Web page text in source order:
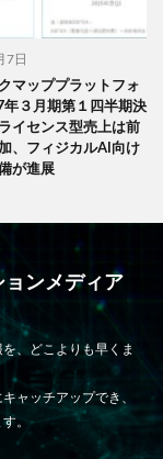
7日
マッププラットフォ
３月期第１四半期決
イセンス型売上は前
、フィジカルAI向け
が進展
ンメディア
、どこよりも早くま
ャッチアップでき、
。